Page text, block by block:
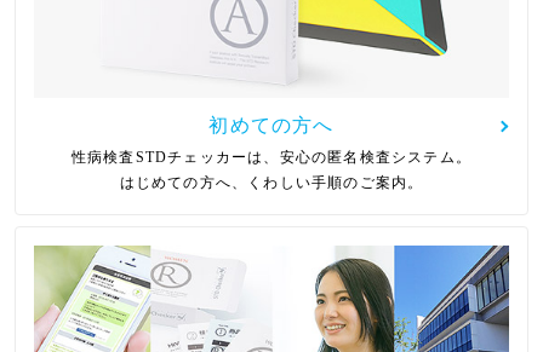
初めての方へ
性病検査STDチェッカーは、安心の匿名検査システム。
はじめての方へ、くわしい手順のご案内。